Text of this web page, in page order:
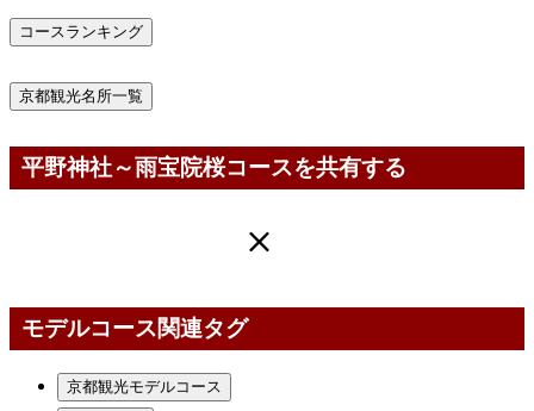
コースランキング
京都観光名所一覧
平野神社～雨宝院桜コースを共有する
モデルコース関連タグ
京都観光モデルコース